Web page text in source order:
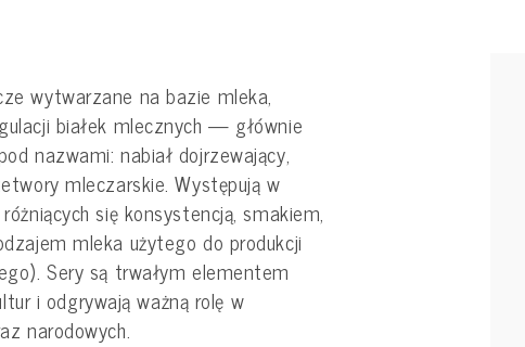
wytwarzane na bazie mleka,
białek mlecznych — głównie
nazwami: nabiał dojrzewający,
mleczarskie. Występują w
się konsystencją, smakiem,
mleka użytego do produkcji
Sery są trwałym elementem
i odgrywają ważną rolę w
narodowych.